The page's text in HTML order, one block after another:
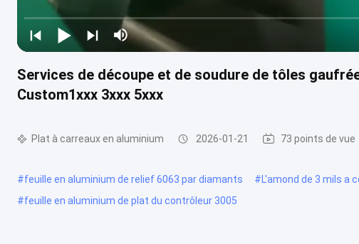
Services de découpe et de soudure de tôles
Custom1xxx 3xxx 5xxx
Plat à carreaux en aluminium 2026-01-21 73 points de vue
#feuille en aluminium de relief 6063 par diamants #L'amond de 3 mils a
#feuille en aluminium de plat du contrôleur 3005